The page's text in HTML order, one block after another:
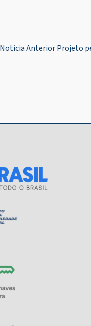
Notícia Anterior Projeto